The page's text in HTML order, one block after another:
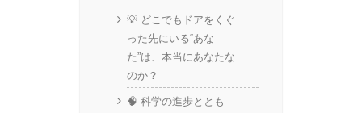
💡 どこでもドアをくぐ
った先にいる“あな
た”は、本当にあなたな
のか？
🧠 科学の進歩ととも